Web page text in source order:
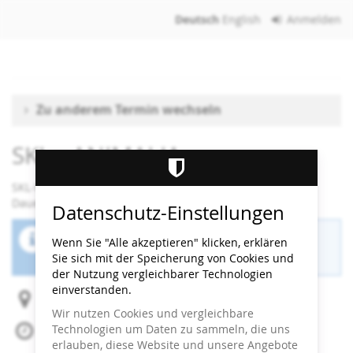
Deutsch English Anmelden
Zu anderem Termin wechseln
SKL - ANIMALIA
SKL-Workshop
Dauer: 90 Minuten
Der Buchungszeitraum für diese Veranstaltung
ist beendet.
Heidi Horten Collection
Mo, 18. Mai 2026
Beginn:10:30Uhr
Datenschutz-Einstellungen
Wenn Sie "Alle akzeptieren" klicken, erklären
Sie sich mit der Speicherung von Cookies und
der Nutzung vergleichbarer Technologien
einverstanden.
Wir nutzen Cookies und vergleichbare
Technologien um Daten zu sammeln, die uns
erlauben, diese Website und unsere Angebote